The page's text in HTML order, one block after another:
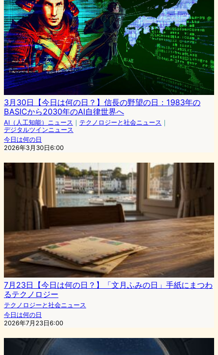
3月30日【今日は何の日？】信長の野望の日：1983年の
BASICから2030年のAI自律世界へ
AI（人工知能）ニュース ｜ テクノロジーと社会ニュース ｜
デジタルツインニュース
今日は何の日
2026年3月30日6:00
7月23日【今日は何の日？】「文月ふみの日」手紙にまつわ
るテクノロジー
テクノロジーと社会ニュース
今日は何の日
2026年7月23日6:00